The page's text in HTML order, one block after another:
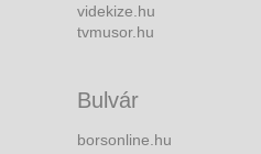
videkize.hu
tvmusor.hu
Bulvár
borsonline.hu